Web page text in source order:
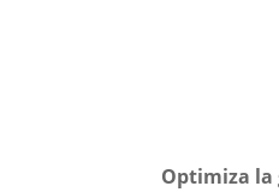
Optimiza la